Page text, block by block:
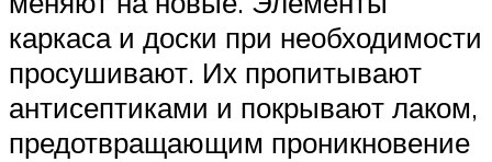
каркаса и доски при необходимости
просушивают. Их пропитывают
антисептиками и покрывают лаком,
предотвращающим проникновение